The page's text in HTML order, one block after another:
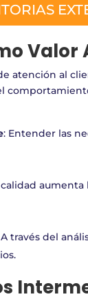
Valor
atención al
: Entender las
A través del